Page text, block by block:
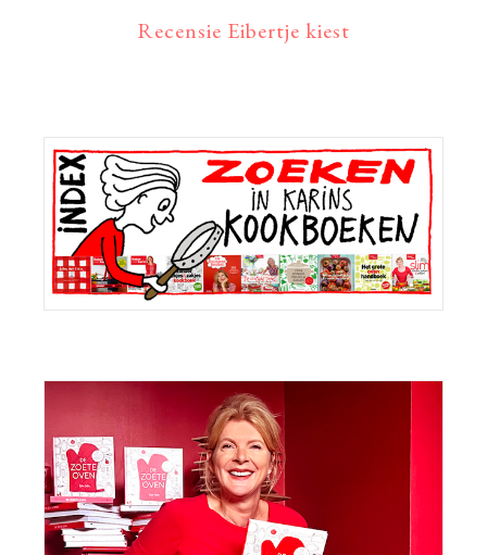
Recensie Eibertje kiest
Primaire
Sidebar